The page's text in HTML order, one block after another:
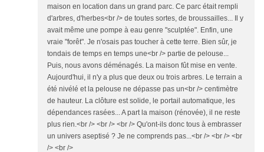
maison en location dans un grand parc. Ce parc était rempli
d'arbres, d'herbes<br /> de toutes sortes, de broussailles... Il y
avait même une pompe à eau genre "sculptée". Enfin, une
vraie "forêt". Je n'osais pas toucher à cette terre. Bien sûr, je
tondais de temps en temps une<br /> partie de pelouse...
Puis, nous avons déménagés. La maison fût mise en vente.
Aujourd'hui, il n'y a plus que deux ou trois arbres. Le terrain a
été nivélé et la pelouse ne dépasse pas un<br /> centimètre
de hauteur. La clôture est solide, le portail automatique, les
dépendances rasées... A part la maison (rénovée), il ne reste
plus rien.<br /> <br /> <br /> Qu'ont-ils donc tous à embrasser
un univers aseptisé ? Je ne comprends pas...<br /> <br /> <br
/> <br />